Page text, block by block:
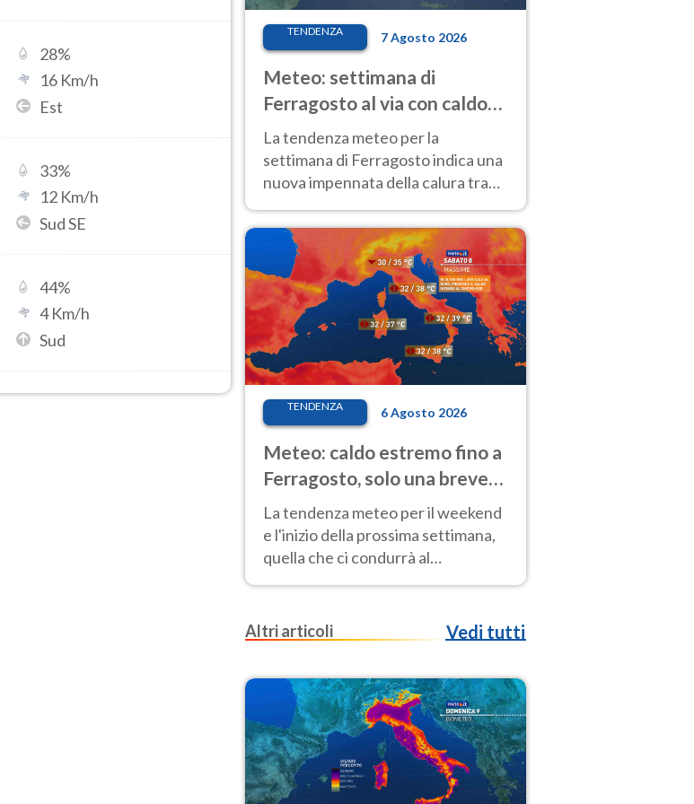
28%
16 Km/h
Est
33%
12 Km/h
Sud SE
44%
4Km/h
Sud
TENDENZA 7 Agosto 2026
Meteo: settimana di
Ferragosto al via con caldo
intenso e qualche temporale
La tendenza meteo per la
settimana di Ferragosto indica una
nuova impennata della calura tra
anche al Nord.
TENDENZA 6 Agosto 2026
Meteo: caldo estremo fino a
Ferragosto, solo una breve
pausa. Ecco dove
La tendenza meteo per il weekend
e l'inizio della prossima settimana,
quella che ci condurrà al
Ferragosto, vede ancora
Altri articoli
Vedi tutti